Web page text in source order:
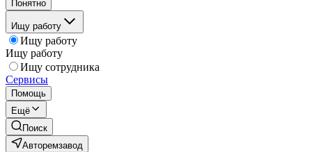
Понятно
Ищу работу
Ищу работу
Ищу работу
Ищу сотрудника
Сервисы
Помощь
Ещё
Поиск
Авторемзавод